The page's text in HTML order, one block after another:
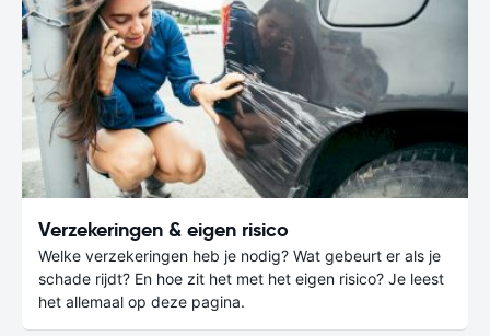
Verzekeringen & eigen risico
Welke verzekeringen heb je nodig? Wat gebeurt er als je
schade rijdt? En hoe zit het met het eigen risico? Je leest
het allemaal op deze pagina.